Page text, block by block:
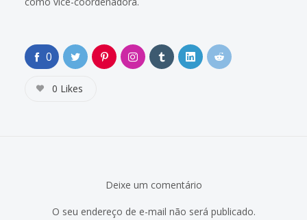
0
0 Likes
Deixe um comentário
O seu endereço de e-mail não será publicado.